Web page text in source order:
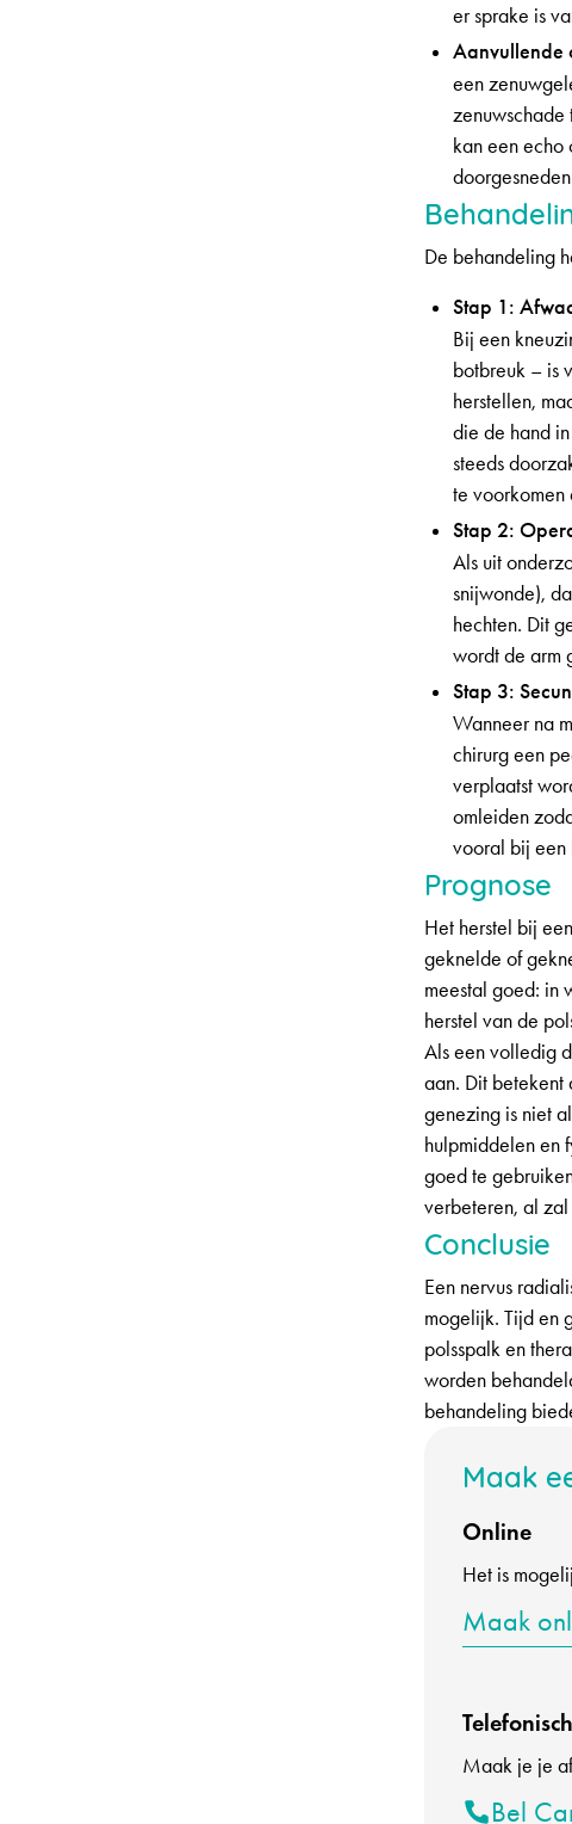
er sprake is
Aanvullende
een
zenuwschade
kan een echo
De behandeling
Stap 1:
Bij een
botbreuk – is
herstellen,
die de hand
steeds
te voorkomen
Stap 2:
Als uit
snijwonde),
hechten. Dit
wordt de arm
Stap 3:
Wanneer na
chirurg een
verplaatst
omleiden
vooral bij een
Prognose
Het herstel bij
geknelde of
meestal goed: in
herstel van de
Als een volledig
aan. Dit betekent
genezing is niet
hulpmiddelen en
goed te
verbeteren, al
Conclusie
Een nervus
mogelijk. Tijd en
polsspalk en
worden
behandeling
Maak
Online
Het is
Maak
Telefonisch
Maak je je
Bel